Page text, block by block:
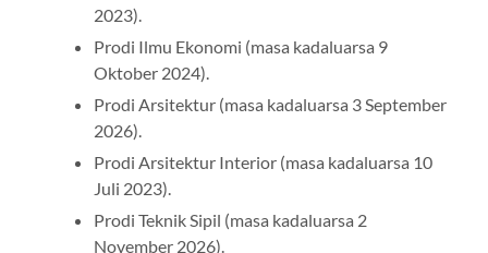
2023).
Prodi Ilmu Ekonomi (masa kadaluarsa 9
Oktober 2024).
Prodi Arsitektur (masa kadaluarsa 3 September
2026).
Prodi Arsitektur Interior (masa kadaluarsa 10
Juli 2023).
Prodi Teknik Sipil (masa kadaluarsa 2
November 2026).